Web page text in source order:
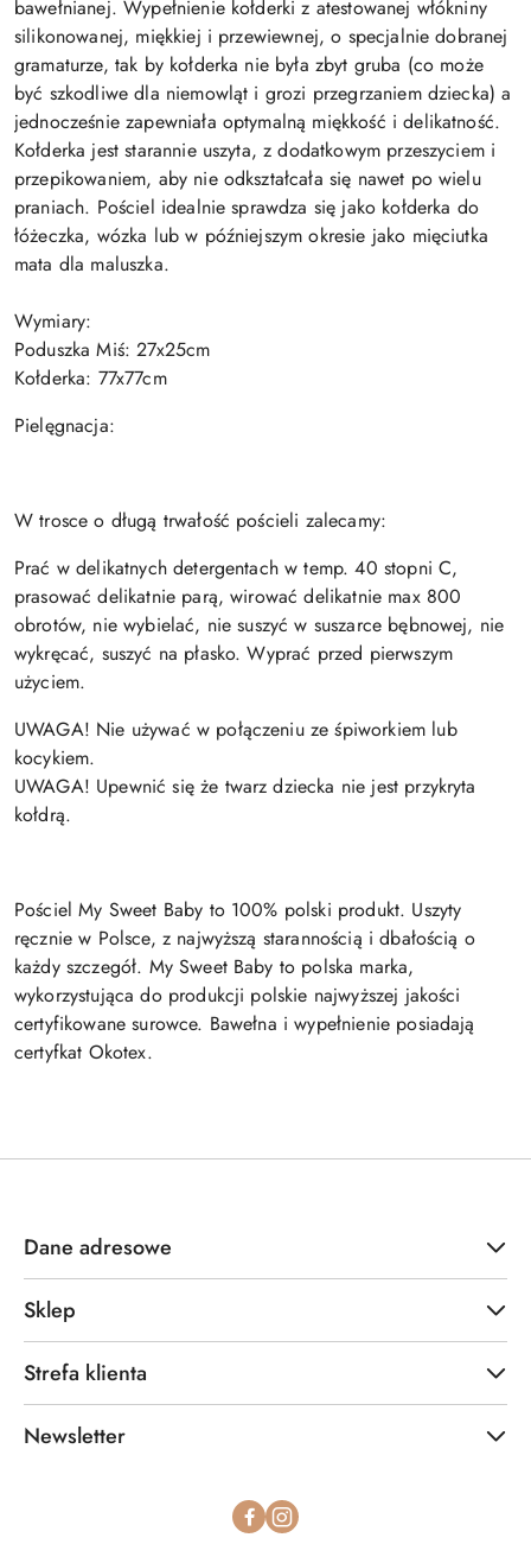
bawełnianej. Wypełnienie kołderki z atestowanej włókniny
silikonowanej, miękkiej i przewiewnej, o specjalnie dobranej
gramaturze, tak by kołderka nie była zbyt gruba (co może
być szkodliwe dla niemowląt i grozi przegrzaniem dziecka) a
jednocześnie zapewniała optymalną miękkość i delikatność.
Kołderka jest starannie uszyta, z dodatkowym przeszyciem i
przepikowaniem, aby nie odkształcała się nawet po wielu
praniach. Pościel idealnie sprawdza się jako kołderka do
łóżeczka, wózka lub w późniejszym okresie jako mięciutka
mata dla maluszka.
Wymiary:
Poduszka Miś: 27x25cm
Kołderka: 77x77cm
Pielęgnacja:
W trosce o długą trwałość pościeli zalecamy:
Prać w delikatnych detergentach w temp. 40 stopni C,
prasować delikatnie parą, wirować delikatnie max 800
obrotów, nie wybielać, nie suszyć w suszarce bębnowej, nie
wykręcać, suszyć na płasko.Wyprać przed pierwszym
użyciem.
UWAGA! Nie używać w połączeniu ze śpiworkiem lub
kocykiem.
UWAGA! Upewnić się że twarz dziecka nie jest przykryta
kołdrą.
Pościel My Sweet Baby to 100% polski produkt. Uszyty
ręcznie w Polsce, z najwyższą starannością i dbałością o
każdy szczegół. My Sweet Baby to polska marka,
wykorzystująca do produkcji polskie najwyższej jakości
certyfikowane surowce. Bawełna i wypełnienie posiadają
certyfkat Okotex.
Dane adresowe
Sklep
Strefa klienta
Newsletter